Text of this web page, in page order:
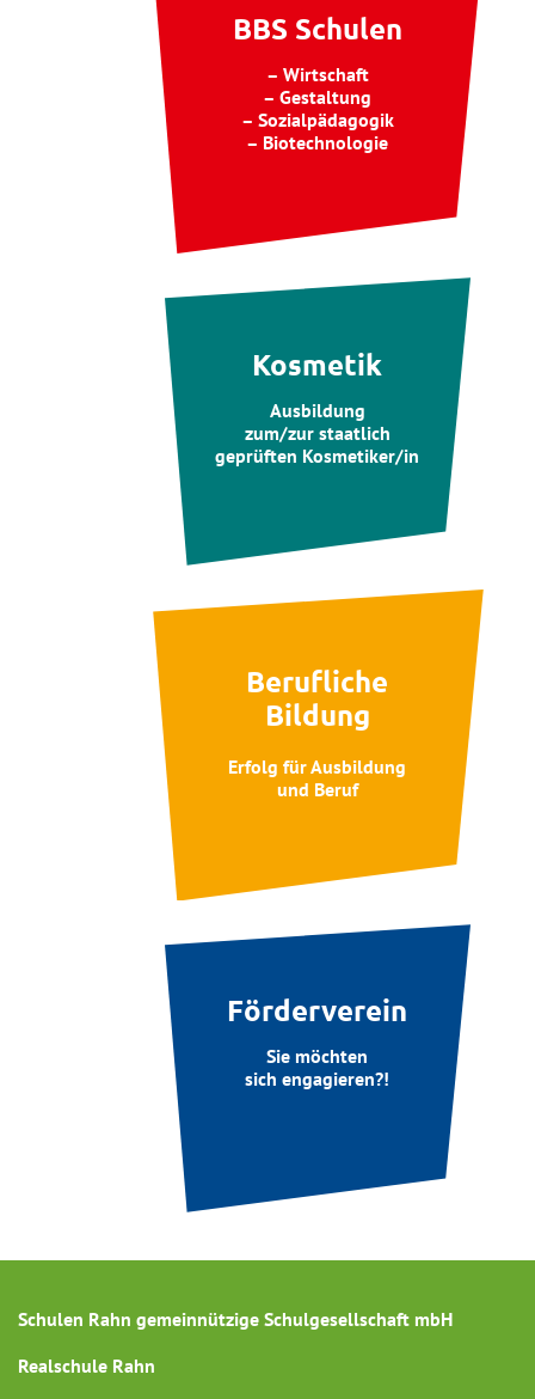
BBS Schulen
– Wirtschaft
– Gestaltung
– Sozialpädagogik
– Biotechnologie
Kosmetik
Ausbildung
zum/zur staatlich
geprüften Kosmetiker/in
Berufliche
Bildung
Erfolg für Ausbildung
und Beruf
Förderverein
Sie möchten
sich engagieren?!
Schulen Rahn gemeinnützige Schulgesellschaft mbH
Realschule Rahn